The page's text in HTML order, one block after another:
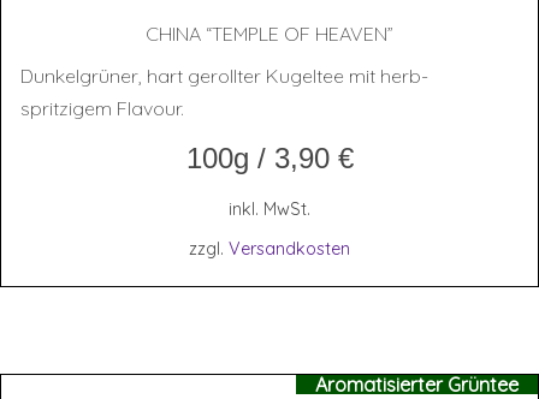
CHI­NA “TEMP­LE OF HEAVEN”
Dunkelgrüner, hart gerollter Kugeltee mit herb-
spritzigem Flavour.
100g / 3,90 €
inkl. MwSt.
zzgl. Versandkosten
Aromatisierter Grüntee